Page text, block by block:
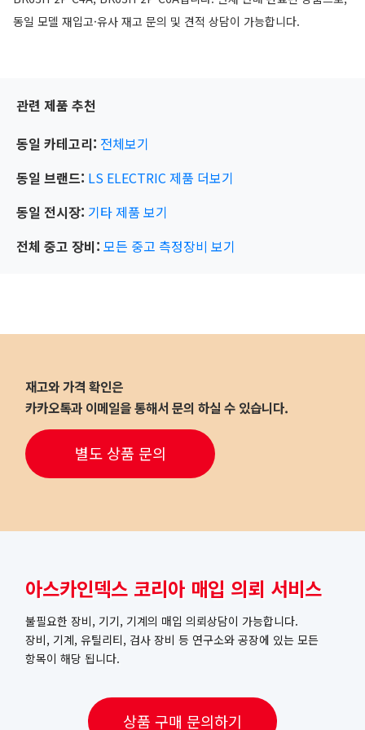
동일 모델 재입고·유사 재고 문의 및 견적 상담이 가능합니다.
관련 제품 추천
동일 카테고리: 전체보기
동일 브랜드: LS ELECTRIC제품 더보기
동일 전시장: 기타제품 보기
전체 중고 장비: 모든 중고 측정장비 보기
재고와 가격 확인은
카카오톡과 이메일을 통해서 문의 하실 수 있습니다.
별도 상품 문의
아스카인덱스 코리아 매입 의뢰 서비스
불필요한 장비, 기기, 기계의 매입 의뢰상담이 가능합니다.
장비, 기계, 유틸리티, 검사 장비 등 연구소와 공장에 있는 모든
항목이 해당 됩니다.
상품 구매 문의하기